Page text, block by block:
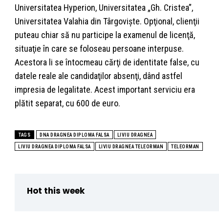
Universitatea Hyperion, Universitatea „Gh. Cristea”,
Universitatea Valahia din Târgovişte. Opţional, clienţii
puteau chiar să nu participe la examenul de licenţă,
situaţie în care se foloseau persoane interpuse.
Acestora li se întocmeau cărţi de identitate false, cu
datele reale ale candidaţilor absenţi, dând astfel
impresia de legalitate. Acest important serviciu era
plătit separat, cu 600 de euro.
TAGS DNA DRAGNEA DIPLOMA FALSA LIVIU DRAGNEA
LIVIU DRAGNEA DIPLOMA FALSA LIVIU DRAGNEA TELEORMAN TELEORMAN
Hot this week